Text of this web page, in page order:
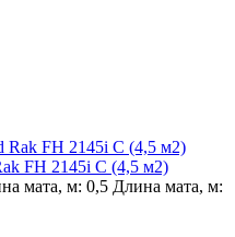
FH 2145i С (4,5 м2)
мата, м: 0,5 Длина мата, м: